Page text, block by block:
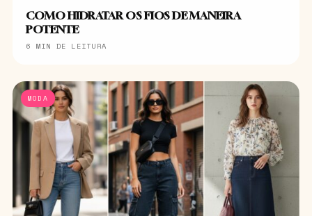
COMO HIDRATAR OS FIOS DE MANEIRA
POTENTE
6 MIN DE LEITURA
MODA